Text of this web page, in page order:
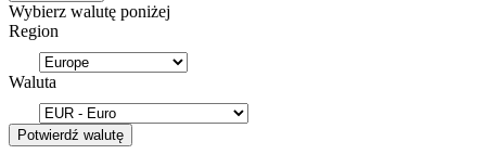
Wybierz walutę poniżej
Region
Waluta
Potwierdź walutę